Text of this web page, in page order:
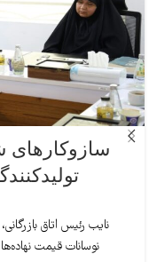
سازوکارهای
نایب رئیس اتاق
نوسانات قیمت